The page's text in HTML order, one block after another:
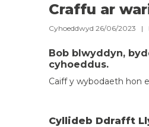
Craffu ar
Cyhoeddwyd 26/06/2023 |
Bob blwyddyn,
cyhoeddus.
Caiff y wybodaeth hon
Cyllideb Ddrafft